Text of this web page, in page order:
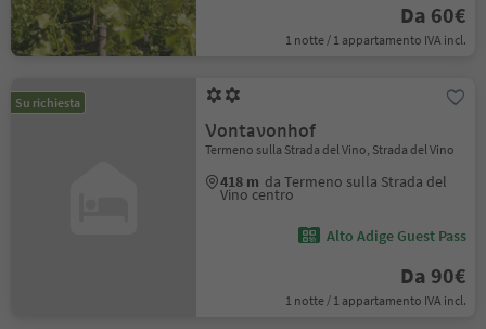
Da 60€
1 notte / 1 appartamento IVA incl.
Su richiesta
Vontavonhof
Termeno sulla Strada del Vino, Strada del Vino
418 m da Termeno sulla Strada del
Vino centro
Alto Adige Guest Pass
Da 90€
1 notte / 1 appartamento IVA incl.